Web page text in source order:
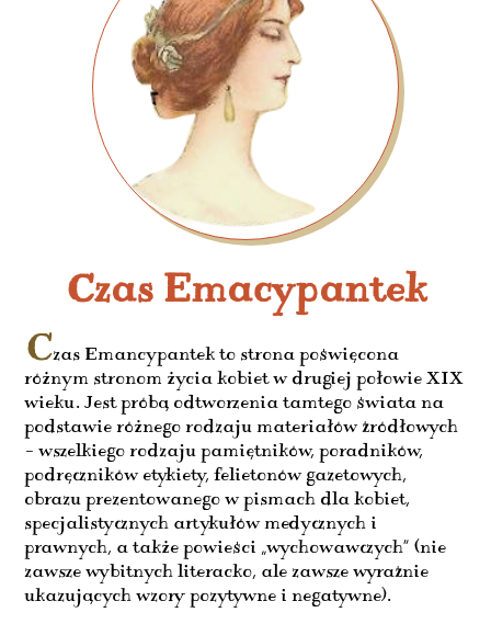
Czas Emacypantek
Czas Emancypantek to strona poświęcona
różnym stronom życia kobiet w drugiej połowie XIX
wieku. Jest próbą odtworzenia tamtego świata na
podstawie różnego rodzaju materiałów źródłowych
– wszelkiego rodzaju pamiętników, poradników,
podręczników etykiety, felietonów gazetowych,
obrazu prezentowanego w pismach dla kobiet,
specjalistycznych artykułów medycznych i
prawnych, a także powieści „wychowawczych” (nie
zawsze wybitnych literacko, ale zawsze wyraźnie
ukazujących wzory pozytywne i negatywne).